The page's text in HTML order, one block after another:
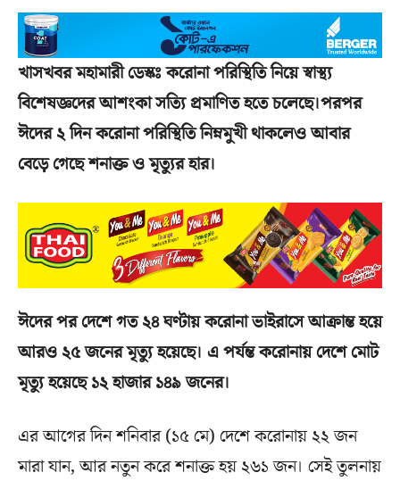
খাসখবর মহামারী ডেস্কঃ করোনা পরিস্থিতি নিয়ে স্বাস্থ্য
বিশেষজ্ঞদের আশংকা সত্যি প্রমাণিত হতে চলেছে।পরপর
ঈদের ২ দিন করোনা পরিস্থিতি নিম্নমুখী থাকলেও আবার
বেড়ে গেছে শনাক্ত ও মৃত্যুর হার।
ঈদের পর দেশে গত ২৪ ঘণ্টায় করোনা ভাইরাসে আক্রান্ত হয়ে
আরও ২৫ জনের মৃত্যু হয়েছে। এ পর্যন্ত করোনায় দেশে মোট
মৃত্যু হয়েছে ১২ হাজার ১৪৯ জনের।
এর আগের দিন শনিবার (১৫ মে) দেশে করোনায় ২২ জন
মারা যান, আর নতুন করে শনাক্ত হয় ২৬১ জন। সেই তুলনায়